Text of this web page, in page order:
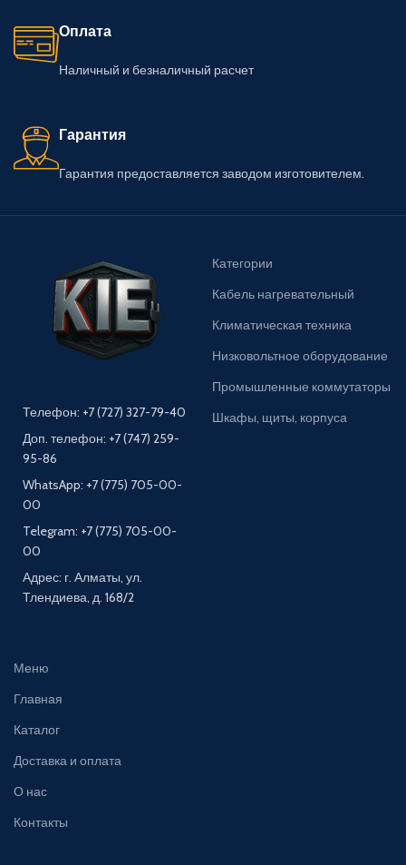
Оплата
Наличный и безналичный расчет
Гарантия
Гарантия предоставляется заводом изготовителем.
Телефон: +7 (727) 327-79-40
Доп. телефон: +7 (747) 259-
95-86
WhatsApp: +7 (775) 705-00-
00
Telegram: +7 (775) 705-00-
00
Адрес: г. Алматы, ул.
Тлендиева, д. 168/2
Категории
Кабель нагревательный
Климатическая техника
Низковольтное оборудование
Промышленные коммутаторы
Шкафы, щиты, корпуса
Меню
Главная
Каталог
Доставка и оплата
О нас
Контакты